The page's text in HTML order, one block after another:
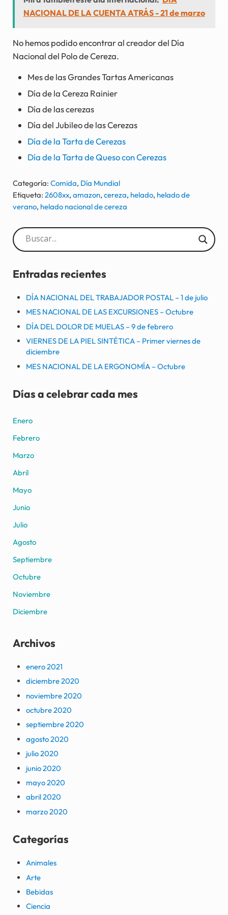
NACIONAL DE LA CUENTA ATRÁS - 21 de marzo
No hemos podido encontrar al creador del Día
Nacional del Polo de Cereza.
Mes de las Grandes Tartas Americanas
Día de la Cereza Rainier
Día de las cerezas
Día del Jubileo de las Cerezas
Día de la Tarta de Cerezas
Día de la Tarta de Queso con Cerezas
Categoría: Comida, Día Mundial
Etiqueta: 2608xx, amazon, cereza, helado, helado de
verano, helado nacional de cereza
Sidebar
Entradas recientes
DÍA NACIONAL DEL TRABAJADOR POSTAL – 1 de julio
MES NACIONAL DE LAS EXCURSIONES – Octubre
DÍA DEL DOLOR DE MUELAS – 9 de febrero
VIERNES DE LA PIEL SINTÉTICA – Primer viernes de
diciembre
MES NACIONAL DE LA ERGONOMÍA – Octubre
Días a celebrar cada mes
Enero
Febrero
Marzo
Abril
Mayo
Junio
Julio
Agosto
Septiembre
Octubre
Noviembre
Diciembre
Archivos
enero 2021
diciembre 2020
noviembre 2020
octubre 2020
septiembre 2020
agosto 2020
julio 2020
junio 2020
mayo 2020
abril 2020
marzo 2020
Categorías
Animales
Arte
Bebidas
Ciencia